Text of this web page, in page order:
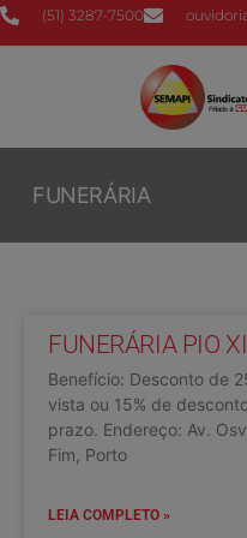
(51) 3287-7500
FUNERÁRIA
FUNERÁRIA PIO
Benefício: Desconto de
vista ou 15% de
prazo. Endereço: Av.
Fim, Porto
LEIA COMPLETO »